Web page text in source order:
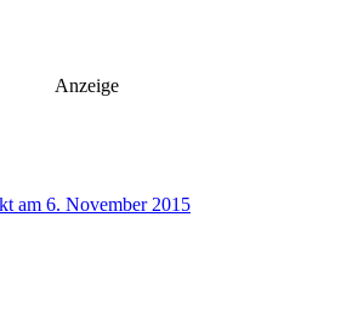
Anzeige
am 6. November 2015